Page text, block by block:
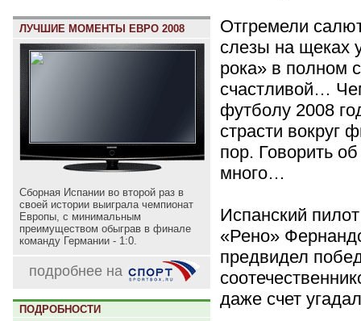
ЛУЧШИЕ МОМЕНТЫ ЕВРО 2008
Сборная Испании во второй раз в
своей истории выиграла чемпионат
Европы, с минимальным
преимуществом обыграв в финале
команду Германии - 1:0.
подробнее на
ПОДРОБНОСТИ
Отгремели
слезы на щеках
рока» в полном
счастливой…
футболу 2008
страсти вокруг
пор. Говорить
много…
Испанский
«Рено»
предвидел
даже счет